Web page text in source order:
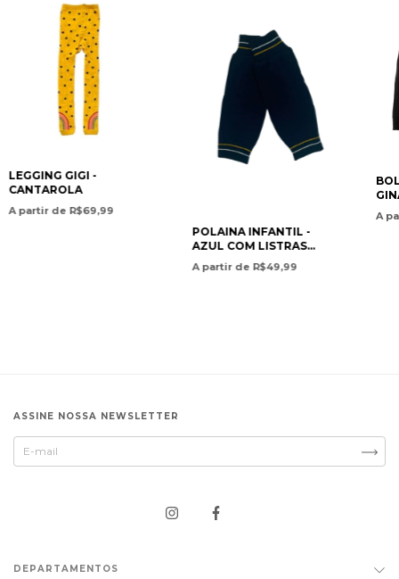
LEGGING GIGI -
CANTAROLA
A partir de R$69,99
POLAINA INFANTIL -
AZUL COM LISTRAS
BRANCA E AMARELA
A partir de R$49,99
A
ASSINE NOSSA NEWSLETTER
DEPARTAMENTOS